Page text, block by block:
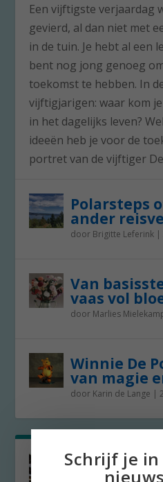
Een vijftigste verjaardag
gevierd, al dan niet met
in de tuin. Je hebt al een
bent nog jong genoeg
toekomst te hebben. In
vijftigjarigen: waar kom
in het dagelijks leven?
ideeën heb je voor de
portret van de vijftiger
Polarsteps
ander
door Brigitte Leferink |
Van
vaas vol
door Marlies
Winnie De
van magie
door Karin de Lange |
Schrijf je in